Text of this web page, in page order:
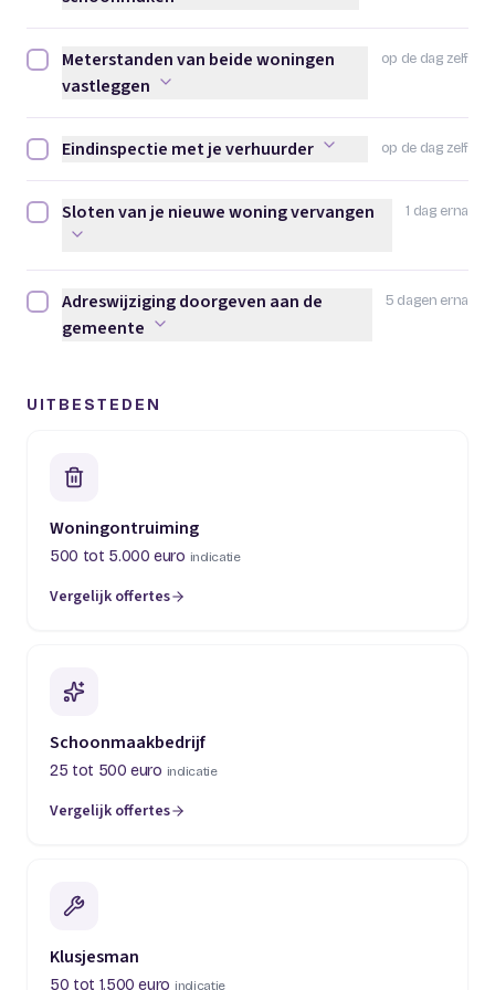
op de dag zelf
Meterstanden van beide woningen vastleggen afvinken
Meterstanden van beide woningen
vastleggen
op de dag zelf
Eindinspectie met je verhuurder afvinken
Eindinspectie met je verhuurder
1 dag erna
Sloten van je nieuwe woning vervangen afvinken
Sloten van je nieuwe woning vervangen
5 dagen erna
Adreswijziging doorgeven aan de gemeente afvinken
Adreswijziging doorgeven aan de
gemeente
UITBESTEDEN
Woningontruiming
500 tot 5.000 euro indicatie
Vergelijk offertes
(opent in een nieuw tabblad)
Schoonmaakbedrijf
25 tot 500 euro indicatie
Vergelijk offertes
(opent in een nieuw tabblad)
Klusjesman
50 tot 1.500 euro indicatie